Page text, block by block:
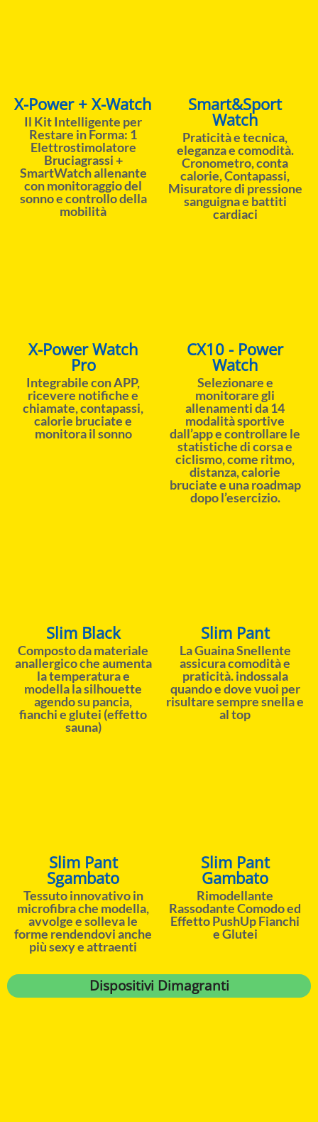
X-Power + X-Watch
Il Kit Intelligente per
Restare in Forma: 1
Elettrostimolatore
Bruciagrassi +
SmartWatch allenante
con monitoraggio del
sonno e controllo della
mobilità
Smart&Sport
Watch
Praticità e tecnica,
eleganza e comodità.
Cronometro, conta
calorie, Contapassi,
Misuratore di pressione
sanguigna e battiti
cardiaci
X-Power Watch
Pro
Integrabile con APP,
ricevere notifiche e
chiamate, contapassi,
calorie bruciate e
monitora il sonno
CX10 - Power
Watch
Selezionare e
monitorare gli
allenamenti da 14
modalità sportive
dall’app e controllare le
statistiche di corsa e
ciclismo, come ritmo,
distanza, calorie
bruciate e una roadmap
dopo l’esercizio.
Slim Black
Composto da materiale
anallergico che aumenta
la temperatura e
modella la silhouette
agendo su pancia,
fianchi e glutei (effetto
sauna)
Slim Pant
La Guaina Snellente
assicura comodità e
praticità. indossala
quando e dove vuoi per
risultare sempre snella e
al top
Slim Pant
Sgambato
Tessuto innovativo in
microfibra che modella,
avvolge e solleva le
forme rendendovi anche
più sexy e attraenti
Slim Pant
Gambato
Rimodellante
Rassodante Comodo ed
Effetto PushUp Fianchi
e Glutei
Dispositivi Dimagranti